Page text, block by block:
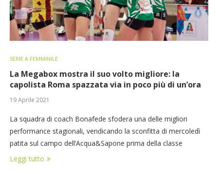
SERIE A FEMMINILE
La Megabox mostra il suo volto migliore: la
capolista Roma spazzata via in poco più di un’ora
19 Aprile 2021
La squadra di coach Bonafede sfodera una delle migliori
performance stagionali, vendicando la sconfitta di mercoledì
patita sul campo dell’Acqua&Sapone prima della classe
Leggi tutto